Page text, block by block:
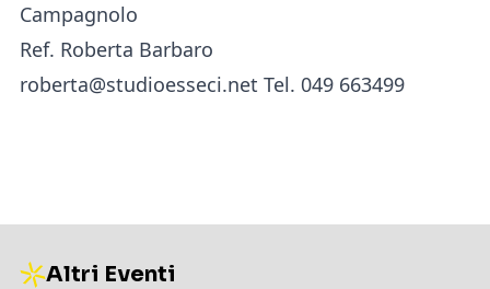
Campagnolo
Ref. Roberta Barbaro
roberta@studioesseci.net Tel. 049 663499
Altri Eventi